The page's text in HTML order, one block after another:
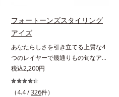
ケアします。マスクに色移りしにく
いので、気兼ねなく使えます。口紅
の下地としてもおすすめです。
フォートーンズスタイリング
アイズ
あなたらしさを引き立てる上質な4
つのレイヤーで幾通りもの旬なアイ
メイクが叶う。上質なテクスチャー
と多様なカラーリングで、似合うを
知る＆楽しさを引き出す、4色のア
税込2,200円
（4.4 /326件）